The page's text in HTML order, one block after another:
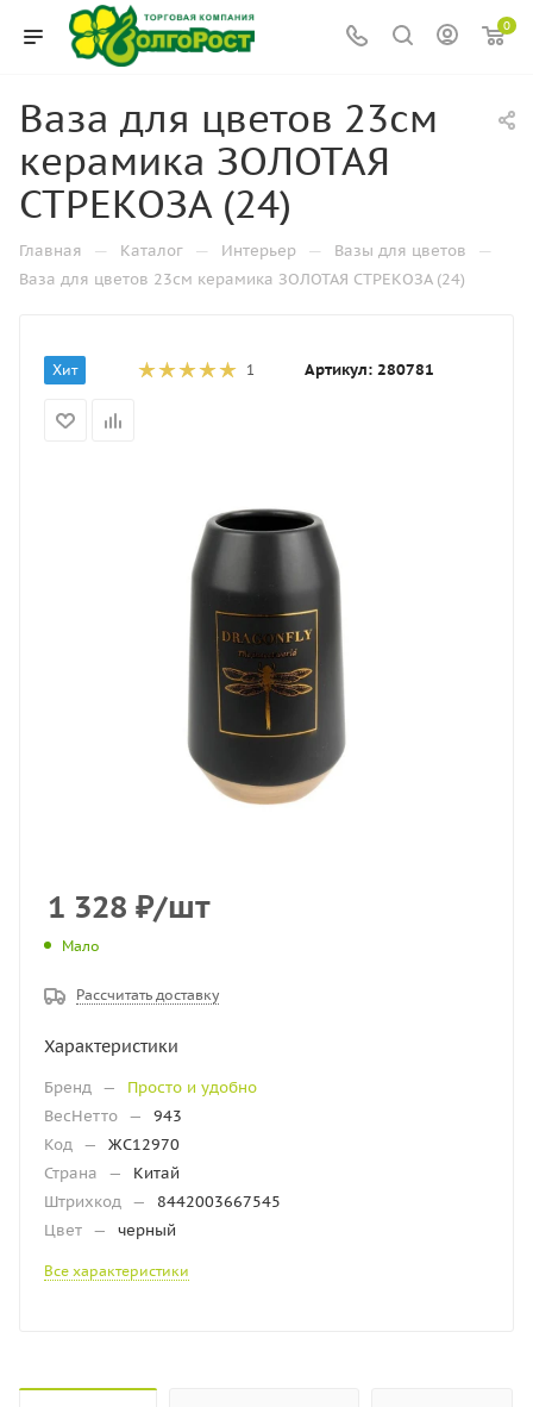
0
Ваза для цветов 23см
керамика ЗОЛОТАЯ
СТРЕКОЗА (24)
Главная — Каталог — Интерьер — Вазы для цветов —
Ваза для цветов 23см керамика ЗОЛОТАЯ СТРЕКОЗА (24)
Хит 1 Артикул: 280781
1 328 ₽/шт
Мало
Рассчитать доставку
Характеристики
Бренд —
Просто и удобно
ВесНетто —
943
Код —
ЖС12970
Страна
—
Китай
Штрихкод —
8442003667545
Цвет — черный
Все характеристики